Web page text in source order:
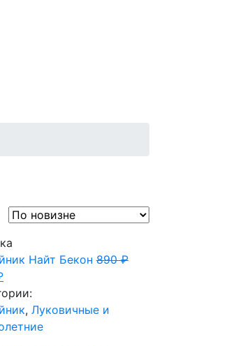
Найт Бекон 890₽
,Луковичные и